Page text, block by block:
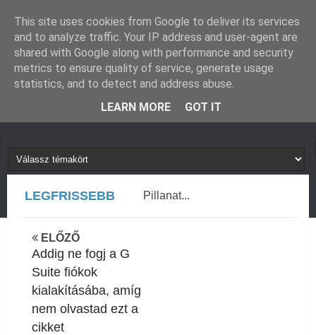
GUGLIVERZUM KAPCSOLAT
LEGFRISSEBB Pillanat...
ELŐZŐ
Addig ne fogj a G
Suite fiókok
kialakításába, amíg
nem olvastad ezt a
cikket
This site uses cookies from Google to deliver its services
and to analyze traffic. Your IP address and user-agent are
shared with Google along with performance and security
metrics to ensure quality of service, generate usage
statistics, and to detect and address abuse.
LEARN MORE
GOT IT